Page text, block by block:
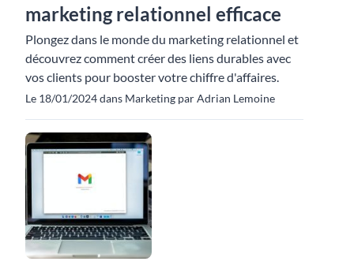
marketing relationnel efficace
Plongez dans le monde du marketing relationnel et
découvrez comment créer des liens durables avec
vos clients pour booster votre chiffre d'affaires.
Le 18/01/2024 dans Marketing par Adrian Lemoine